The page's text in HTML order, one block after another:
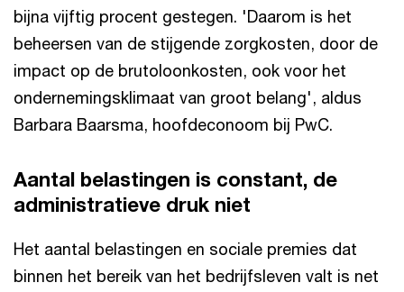
bijna vijftig procent gestegen. 'Daarom is het
beheersen van de stijgende zorgkosten, door de
impact op de brutoloonkosten, ook voor het
ondernemingsklimaat van groot belang', aldus
Barbara Baarsma, hoofdeconoom bij PwC.
Aantal belastingen is constant, de
administratieve druk niet
Het aantal belastingen en sociale premies dat
binnen het bereik van het bedrijfsleven valt is net